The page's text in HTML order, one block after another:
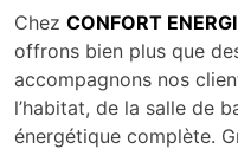
Chez CONFORT
offrons bien plus que
accompagnons nos
l’habitat, de la salle de
énergétique complète.